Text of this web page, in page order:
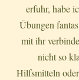
erfuhr, habe
Übungen
mit ihr
nicht so
Hilfsmitteln